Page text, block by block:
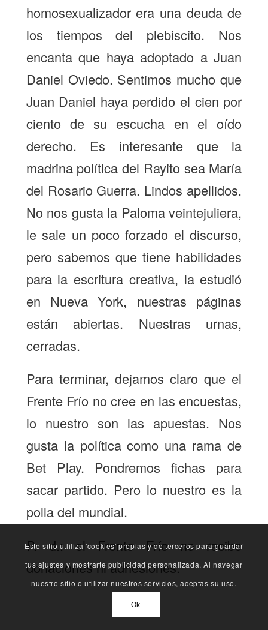
homosexualizador era una deuda de
los tiempos del plebiscito. Nos
encanta que haya adoptado a Juan
Daniel Oviedo. Sentimos mucho que
Juan Daniel haya perdido el cien por
ciento de su escucha en el oído
derecho. Es interesante que la
madrina política del Rayito sea María
del Rosario Guerra. Lindos apellidos.
No nos gusta la Paloma veintejuliera,
le sale un poco forzado el discurso,
pero sabemos que tiene habilidades
para la escritura creativa, la estudió
en Nueva York, nuestras páginas
están abiertas. Nuestras urnas,
cerradas.
Para terminar, dejamos claro que el
Frente Frío no cree en las encuestas,
lo nuestro son las apuestas. Nos
gusta la política como una rama de
Bet Play. Pondremos fichas para
sacar partido. Pero lo nuestro es la
polla del mundial.
P. d.: el Frente Frío no recibe
donaciones ni adhesiones.
Este sitio utliliza 'cookies' propias y de terceros para guardar
tus ajustes y mostrarte publicidad personalizada. Al navegar
nuestro sitio o utilizar nuestros servicios, aceptas su uso.
Ok